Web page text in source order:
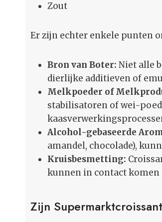
Zout
Er zijn echter enkele punten
Bron van Boter: Niet alle
dierlijke additieven of
Melkpoeder of
stabilisatoren of wei-
Alcohol-gebaseerde
amandel, chocolade),
Kruisbesmetting:
kunnen in contact
Zijn